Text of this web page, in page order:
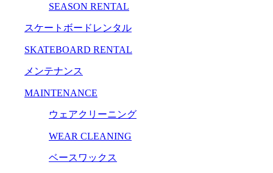
SEASON RENTAL
スケートボードレンタル
SKATEBOARD RENTAL
メンテナンス
MAINTENANCE
ウェアクリーニング
WEAR CLEANING
ベースワックス